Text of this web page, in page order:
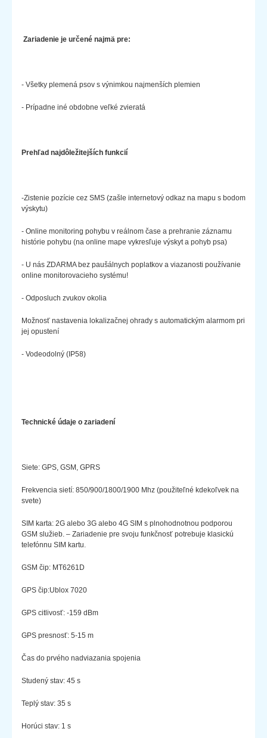
Zariadenie je určené najmä pre:
- Všetky plemená psov s výnimkou najmenších plemien
- Prípadne iné obdobne veľké zvieratá
Prehľad najdôležitejších funkcií
-Zistenie pozície cez SMS (zašle internetový odkaz na mapu s bodom
výskytu)
- Online monitoring pohybu v reálnom čase a prehranie záznamu
histórie pohybu (na online mape vykresľuje výskyt a pohyb psa)
- U nás ZDARMA bez paušálnych poplatkov a viazanosti používanie
online monitorovacieho systému!
- Odposluch zvukov okolia
Možnosť nastavenia lokalizačnej ohrady s automatickým alarmom pri
jej opustení
- Vodeodolný (IP58)
Technické údaje o zariadení
Siete: GPS, GSM, GPRS
Frekvencia sietí: 850/900/1800/1900 Mhz (použiteľné kdekoľvek na
svete)
SIM karta: 2G alebo 3G alebo 4G SIM s plnohodnotnou podporou
GSM služieb. – Zariadenie pre svoju funkčnosť potrebuje klasickú
telefónnu SIM kartu.
GSM čip: MT6261D
GPS čip:Ublox 7020
GPS citlivosť: -159 dBm
GPS presnosť: 5-15 m
Čas do prvého nadviazania spojenia
Studený stav: 45 s
Teplý stav: 35 s
Horúci stav: 1 s